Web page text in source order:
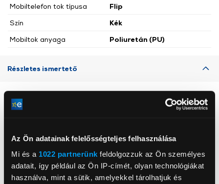
Az Ön adatainak felelősségteljes felhasználása
Mi és a 1022 partnerünk feldolgozzuk az Ön személyes
adatait, így például az Ön IP-címét, olyan technológiákat
használva, mint a sütik, amelyekkel tárolhatjuk és
Mobiltelefon tok típusa
Flip
Szín
Kék
Mobiltok anyaga
Poliuretán (PU)
Részletes ismertető